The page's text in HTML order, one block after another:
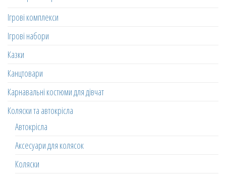
Ігрові комплекси
Ігрові набори
Казки
Канцтовари
Карнавальні костюми для дівчат
Коляски та автокрісла
Автокрісла
Аксесуари для колясок
Коляски